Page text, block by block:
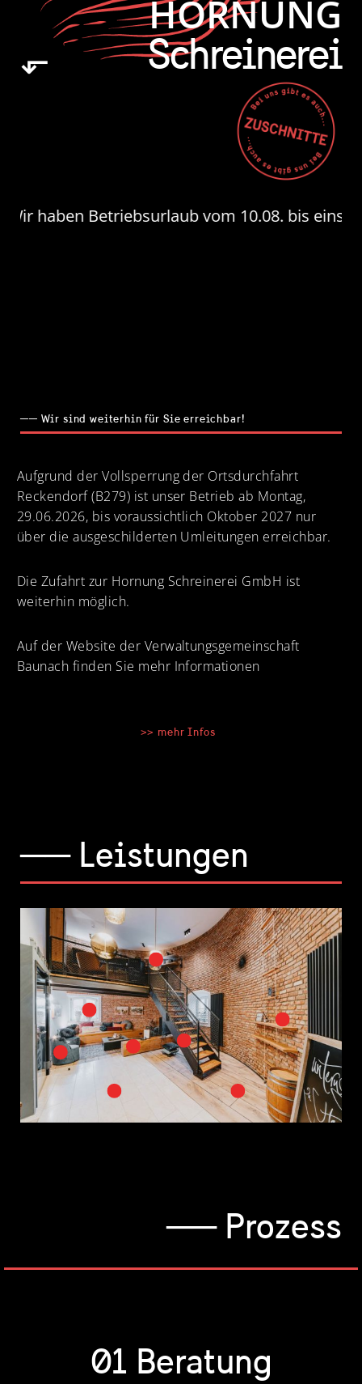
HORNUNG
Schreinerei
⬐
Betriebsurlaub vom 10.08. bis
── Wir sind weiterhin für Sie erreichbar!
Aufgrund der Vollsperrung der Ortsdurchfahrt
Reckendorf (B279) ist unser Betrieb ab Montag,
29.06.2026, bis voraussichtlich Oktober 2027 nur
über die ausgeschilderten Umleitungen erreichbar.
Die Zufahrt zur Hornung Schreinerei GmbH ist
weiterhin möglich.
Auf der Website der Verwaltungsgemeinschaft
Baunach finden Sie mehr Informationen
>> mehr Infos
── Leistungen
── Prozess
01 Beratung